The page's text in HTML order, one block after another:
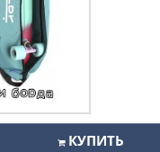
КУПИТЬ